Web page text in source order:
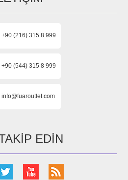
+90 (216) 315 8 999
+90 (544) 315 8 999
info@fuaroutlet.com
EDIN